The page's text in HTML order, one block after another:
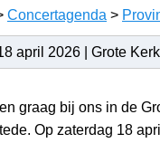
Concertagenda >
april 2026 | Grote
graag bij ons in de
Op zaterdag 18